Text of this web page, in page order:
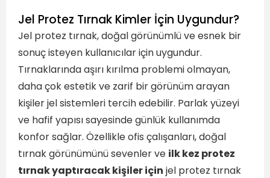
Jel Protez Tırnak Kimler İçin Uygundur?
Jel protez tırnak, doğal görünümlü ve esnek bir
sonuç isteyen kullanıcılar için uygundur.
Tırnaklarında aşırı kırılma problemi olmayan,
daha çok estetik ve zarif bir görünüm arayan
kişiler jel sistemleri tercih edebilir. Parlak yüzeyi
ve hafif yapısı sayesinde günlük kullanımda
konfor sağlar. Özellikle ofis çalışanları, doğal
tırnak görünümünü sevenler ve ilk kez protez
tırnak yaptıracak kişiler için jel protez tırnak